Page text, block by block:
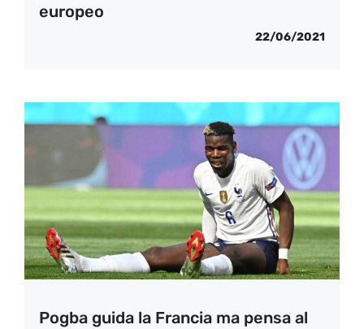
europeo
22/06/2021
Pogba guida la Francia ma pensa al